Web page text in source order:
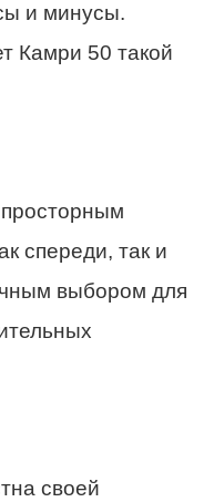
и минусы.
Камри 50 такой
спереди, так и
выбором для
своей